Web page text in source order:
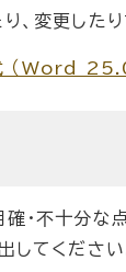
、変更した
（Word
・不十分な
してください